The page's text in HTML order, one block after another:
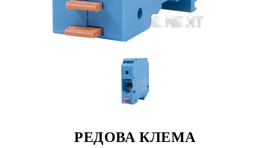
РЕДОВА КЛЕМА